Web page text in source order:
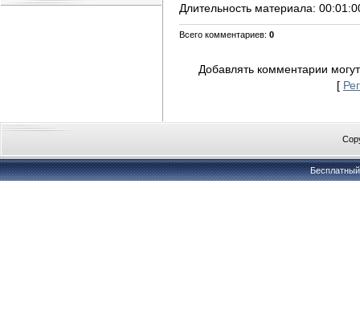
Длительность материала:
Всего комментариев: 0
Добавлять комментарии
[